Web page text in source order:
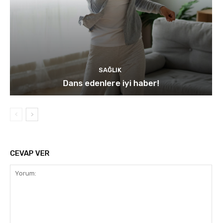
SAĞLIK
Dans edenlere iyi haber!
CEVAP VER